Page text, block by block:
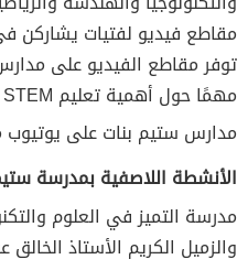
مدارس ستيم بنات على
الأنشطة اللاصفية بمدرسة
مدرسة التميز في العلوم
والزميل الكريم الأستاذ